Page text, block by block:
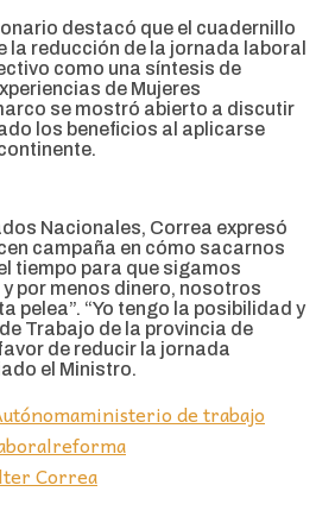
destacó que el cuadernillo
la reducción de la jornada laboral
como una síntesis de
de Mujeres
se mostró abierto a discutir
los beneficios al aplicarse
Nacionales, Correa expresó
campaña en cómo sacarnos
tiempo para que sigamos
por menos dinero, nosotros
pelea”. “Yo tengo la posibilidad y
Trabajo de la provincia de
de reducir la jornada
el Ministro.
ministerio de trabajo
reforma
Correa